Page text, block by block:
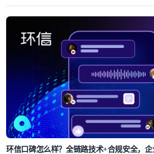
环信口碑怎么样？全链路技术+合规安全，